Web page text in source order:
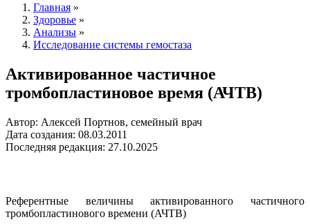
Главная »
Здоровье »
Анализы »
Исследование системы гемостаза
Активированное частичное
тромбопластиновое время (АЧТВ)
Автор: Алексей Портнов, семейный врач
Дата создания: 08.03.2011
Последняя редакция: 27.10.2025
Референтные величины активированного частичного
тромбопластинового времени (АЧТВ)